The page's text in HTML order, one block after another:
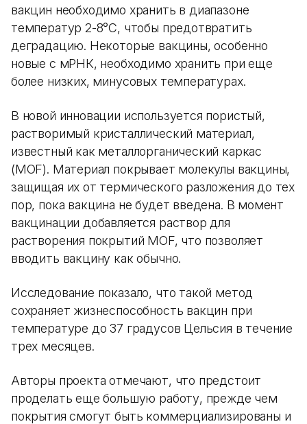
вакцин необходимо хранить в диапазоне
температур 2-8°C, чтобы предотвратить
деградацию. Некоторые вакцины, особенно
новые с мРНК, необходимо хранить при еще
более низких, минусовых температурах.
В новой инновации используется пористый,
растворимый кристаллический материал,
известный как металлорганический каркас
(MOF). Материал покрывает молекулы вакцины,
защищая их от термического разложения до тех
пор, пока вакцина не будет введена. В момент
вакцинации добавляется раствор для
растворения покрытий MOF, что позволяет
вводить вакцину как обычно.
Исследование показало, что такой метод
сохраняет жизнеспособность вакцин при
температуре до 37 градусов Цельсия в течение
трех месяцев.
Авторы проекта отмечают, что предстоит
проделать еще большую работу, прежде чем
покрытия смогут быть коммерциализированы и